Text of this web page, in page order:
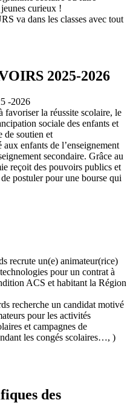
curieux !
va dans les classes avec tout
2025-2026
-2026
favoriser la réussite scolaire, le
sociale des enfants et
de soutien et
enfants de l’enseignement
secondaire. Grâce au
reçoit des pouvoirs publics et
postuler pour une bourse qui
recrute un(e) animateur(rice)
pour un contrat à
ACS et habitant la Région
recherche un candidat motivé
pour les activités
et campagnes de
les congés scolaires…, )
des